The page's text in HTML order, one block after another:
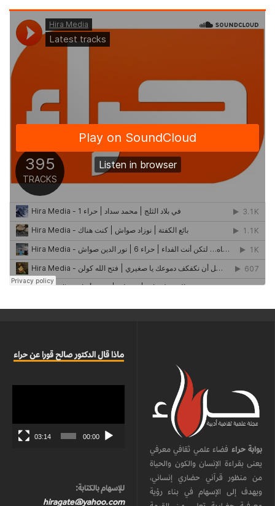
بوابة حراء فضاء علمي ثقافي معرفي
يعنى بقراءة الإنسان والكون والحياة
من منظور قرآني حضاري إنساني،
ويهدف إلى الإسهام في بناء رؤية
ماذا قال الدكتور صالح قورا عن حراء
00:00
03:14
للإسهام بالكتابة:
hiragate@yahoo.com